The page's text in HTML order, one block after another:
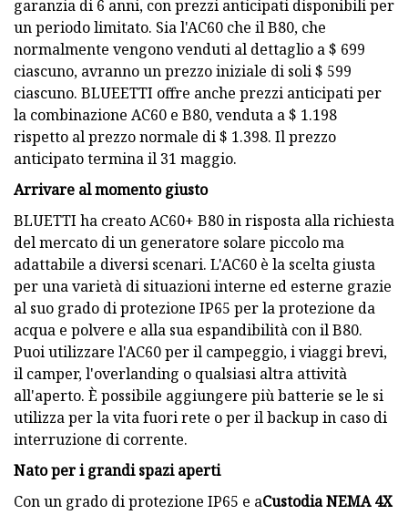
garanzia di 6 anni, con prezzi anticipati disponibili per
un periodo limitato. Sia l'AC60 che il B80, che
normalmente vengono venduti al dettaglio a $ 699
ciascuno, avranno un prezzo iniziale di soli $ 599
ciascuno. BLUEETTI offre anche prezzi anticipati per
la combinazione AC60 e B80, venduta a $ 1.198
rispetto al prezzo normale di $ 1.398. Il prezzo
anticipato termina il 31 maggio.
Arrivare al momento giusto
BLUETTI ha creato AC60+ B80 in risposta alla richiesta
del mercato di un generatore solare piccolo ma
adattabile a diversi scenari. L'AC60 è la scelta giusta
per una varietà di situazioni interne ed esterne grazie
al suo grado di protezione IP65 per la protezione da
acqua e polvere e alla sua espandibilità con il B80.
Puoi utilizzare l'AC60 per il campeggio, i viaggi brevi,
il camper, l'overlanding o qualsiasi altra attività
all'aperto. È possibile aggiungere più batterie se le si
utilizza per la vita fuori rete o per il backup in caso di
interruzione di corrente.
Nato per i grandi spazi aperti
Con un grado di protezione IP65 e aCustodia NEMA 4X